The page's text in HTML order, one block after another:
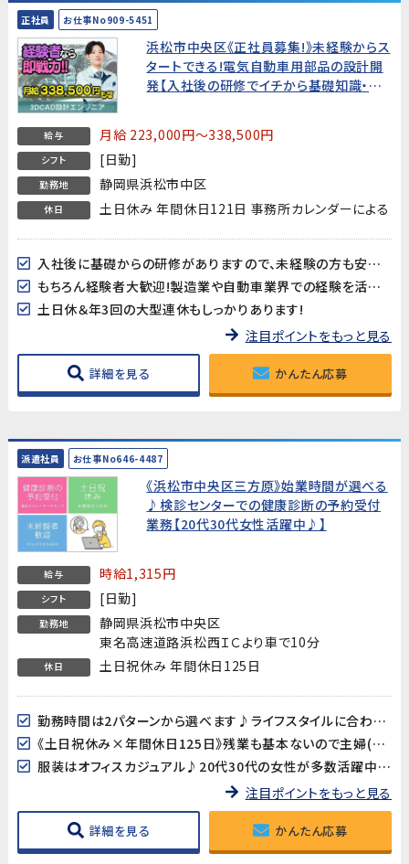
正社員 お仕事No909-5451
浜松市中央区《正社員募集!》未経験からス
タートできる!電気自動車用部品の設計開
発【入社後の研修でイチから基礎知識・技
ん経験者大歓迎
給与 月給 223,000円～338,500円
シフト [日勤]
勤務地 静岡県浜松市中区
休日 土日休み 年間休日121日 事務所カレンダーによる
入社後に基礎からの研修がありますので、未経験の方も安心してスタートできます♪
もちろん経験者大歓迎!製造業や自動車業界での経験を活かしたい方も是非!
土日休＆年3回の大型連休もしっかりあります!
注目ポイントをもっと見る
詳細を見る かんたん応募
派遣社員 お仕事No646-4487
《浜松市中央区三方原》始業時間が選べる
♪検診センターでの健康診断の予約受付
業務【20代30代女性活躍中♪】
給与 時給1,315円
シフト [日勤]
勤務地
静岡県浜松市中央区
東名高速道路浜松西ＩＣより車で10分
休日 土日祝休み 年間休日125日
勤務時間は2パターンから選べます♪ライフスタイルに合わせてご相談ください！
《土日祝休み×年間休日125日》残業も基本ないので主婦(夫)の方も働きやすい♪
服装はオフィスカジュアル♪20代30代の女性が多数活躍中です!
注目ポイントをもっと見る
詳細を見る かんたん応募